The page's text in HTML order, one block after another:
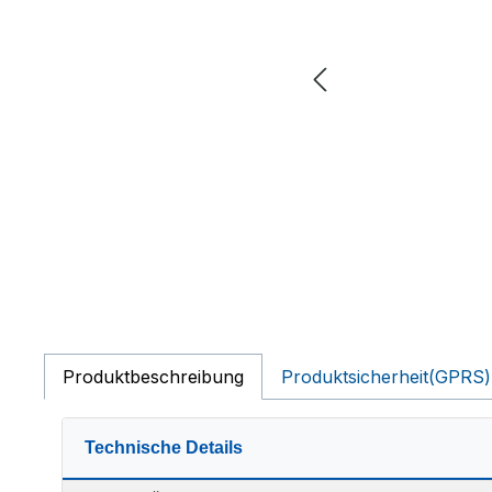
Produktbeschreibung Produktsicherheit(GPRS)
Technische Details